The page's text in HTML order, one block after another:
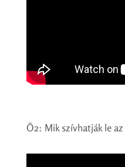
Ö2: Mik szívhatják le